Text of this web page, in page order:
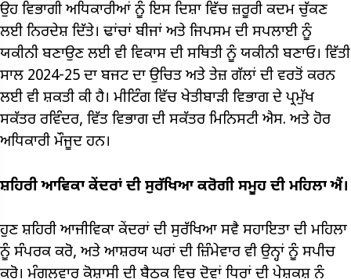
ਉਹ ਵਿਭਾਗੀ ਅਧਿਕਾਰੀਆਂ ਨੂੰ ਇਸ ਦਿਸ਼ਾ ਵਿੱਚ ਜ਼ਰੂਰੀ ਕਦਮ ਚੁੱਕਣ
ਲਈ ਨਿਰਦੇਸ਼ ਦਿੱਤੇ। ਢਾਂਚਾਂ ਬੀਜਾਂ ਅਤੇ ਜਿਪਸਮ ਦੀ ਸਪਲਾਈ ਨੂੰ
ਯਕੀਨੀ ਬਣਾਉਣ ਲਈ ਵੀ ਵਿਕਾਸ ਦੀ ਸਥਿਤੀ ਨੂੰ ਯਕੀਨੀ ਬਣਾਓ। ਵਿੱਤੀ
ਸਾਲ 2024-25 ਦਾ ਬਜਟ ਦਾ ਉਚਿਤ ਅਤੇ ਤੇਜ਼ ਗੱਲਾਂ ਦੀ ਵਰਤੋਂ ਕਰਨ
ਲਈ ਵੀ ਸ਼ਕਤੀ ਕੀ ਹੈ। ਮੀਟਿੰਗ ਵਿੱਚ ਖੇਤੀਬਾੜੀ ਵਿਭਾਗ ਦੇ ਪ੍ਰਮੁੱਖ
ਸਕੱਤਰ ਰਵਿੰਦਰ, ਵਿੱਤ ਵਿਭਾਗ ਦੀ ਸਕੱਤਰ ਮਿਨਿਸਟੀ ਐਸ. ਅਤੇ ਹੋਰ
ਅਧਿਕਾਰੀ ਮੌਜੂਦ ਹਨ।
ਸ਼ਹਿਰੀ ਆਵਿਕਾ ਕੇਂਦਰਾਂ ਦੀ ਸੁਰੱਖਿਆ ਕਰੋਗੀ ਸਮੂਹ ਦੀ ਮਹਿਲਾ ਐਂ।
ਹੁਣ ਸ਼ਹਿਰੀ ਆਜੀਵਿਕਾ ਕੇਂਦਰਾਂ ਦੀ ਸੁਰੱਖਿਆ ਸਵੈ ਸਹਾਇਤਾ ਦੀ ਮਹਿਲਾ
ਨੂੰ ਸੰਪਰਕ ਕਰੋ, ਅਤੇ ਆਸ਼ਰਯ ਘਰਾਂ ਦੀ ਜ਼ਿੰਮੇਵਾਰ ਵੀ ਉਨ੍ਹਾਂ ਨੂੰ ਸਪੀਚ
ਕਰੋ। ਮੰਗਲਵਾਰ ਕੋਸ਼ਾਸੀ ਦੀ ਬੈਠਕ ਵਿਚ ਦੋਵਾਂ ਧਿਰਾਂ ਦੀ ਪੇਸ਼ਕਸ਼ ਨੂੰ